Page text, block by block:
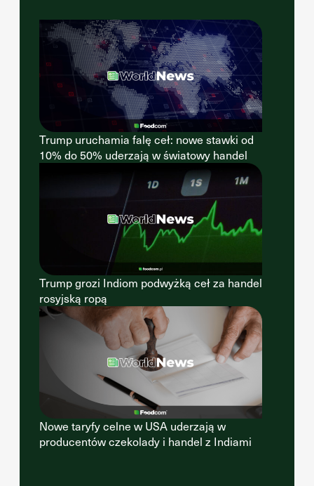
Trump uruchamia falę ceł: nowe stawki od
10% do 50% uderzają w światowy handel
Trump grozi Indiom podwyżką ceł za handel
rosyjską ropą
Nowe taryfy celne w USA uderzają w
producentów czekolady i handel z Indiami